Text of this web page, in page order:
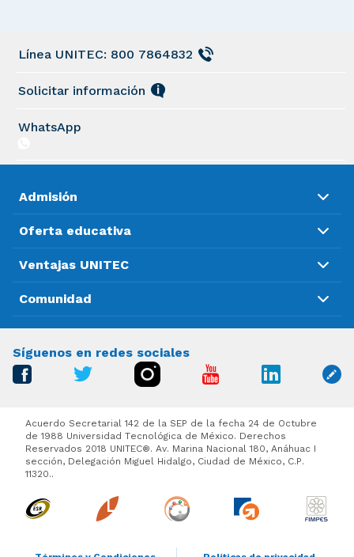
Línea UNITEC: 800 7864832
Solicitar información
WhatsApp
Admisión
Oferta educativa
Ventajas UNITEC
Comunidad
Síguenos en redes sociales
Acuerdo Secretarial 142 de la SEP de la fecha 24 de Octubre
de 1988 Universidad Tecnológica de México. Derechos
Reservados 2018 UNITEC®. Av. Marina Nacional 180, Anáhuac I
sección, Delegación Miguel Hidalgo, Ciudad de México, C.P.
11320..